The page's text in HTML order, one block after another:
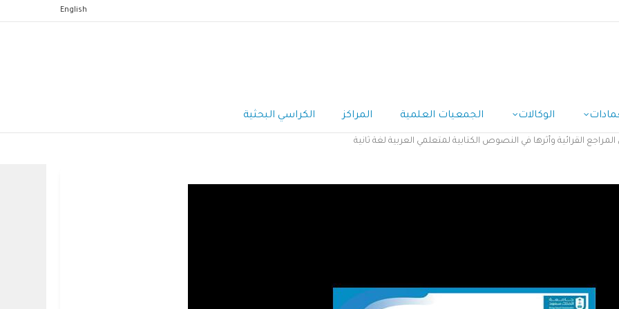
English
الوكالات الجمعيات العلمية المراكز الكراسي البحثية
القرائية وأثرها في النصوص الكتابية لمتعلمي العربية لغة ثانية